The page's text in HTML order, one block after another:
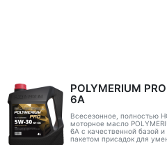
POLYMERIUM
6A
Всесезонное, полностью
моторное масло
6A с качественной базой
пакетом присадок для